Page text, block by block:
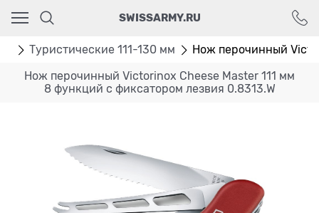
SWISSARMY.RU
Туристические 111-130 мм Нож перочинный
Нож перочинный Victorinox Cheese Master 111 мм
8 функций с фиксатором лезвия 0.8313.W
Ваш город - Москва,
угадали?
ДА НЕТ